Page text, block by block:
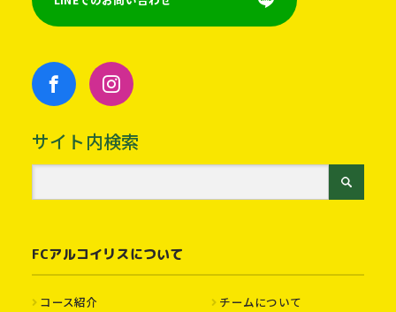
サイト内検索
FCアルコイリスについて
コース紹介
チームについて